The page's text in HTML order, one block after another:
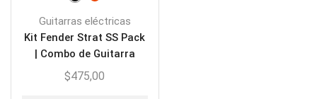
Guitarras eléctricas
Kit Fender Strat SS Pack
| Combo de Guitarra
Eléctrica
$475,00